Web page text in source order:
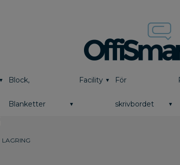
Block,
Blanketter
Facility För
skrivbordet
LAGRING